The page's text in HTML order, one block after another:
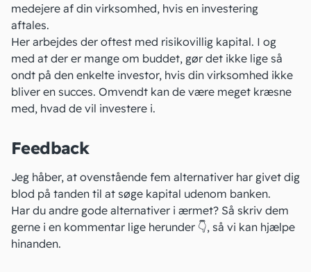
medejere af din virksomhed, hvis en investering
aftales.
Her arbejdes der oftest med risikovillig kapital. I og
med at der er mange om buddet, gør det ikke lige så
ondt på den enkelte investor, hvis din virksomhed ikke
bliver en succes. Omvendt kan de være meget kræsne
med, hvad de vil investere i.
Feedback
Jeg håber, at ovenstående fem alternativer har givet dig
blod på tanden til at søge kapital udenom banken.
Har du andre gode alternativer i ærmet? Så skriv dem
gerne i en kommentar lige herunder 👇, så vi kan hjælpe
hinanden.